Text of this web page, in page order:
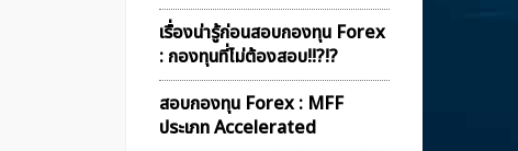
เรื่องน่ารู้ก่อนสอบกองทุน Forex
: กองทุนที่ไม่ต้องสอบ!!?!?
สอบกองทุน Forex : MFF
ประเภท Accelerated